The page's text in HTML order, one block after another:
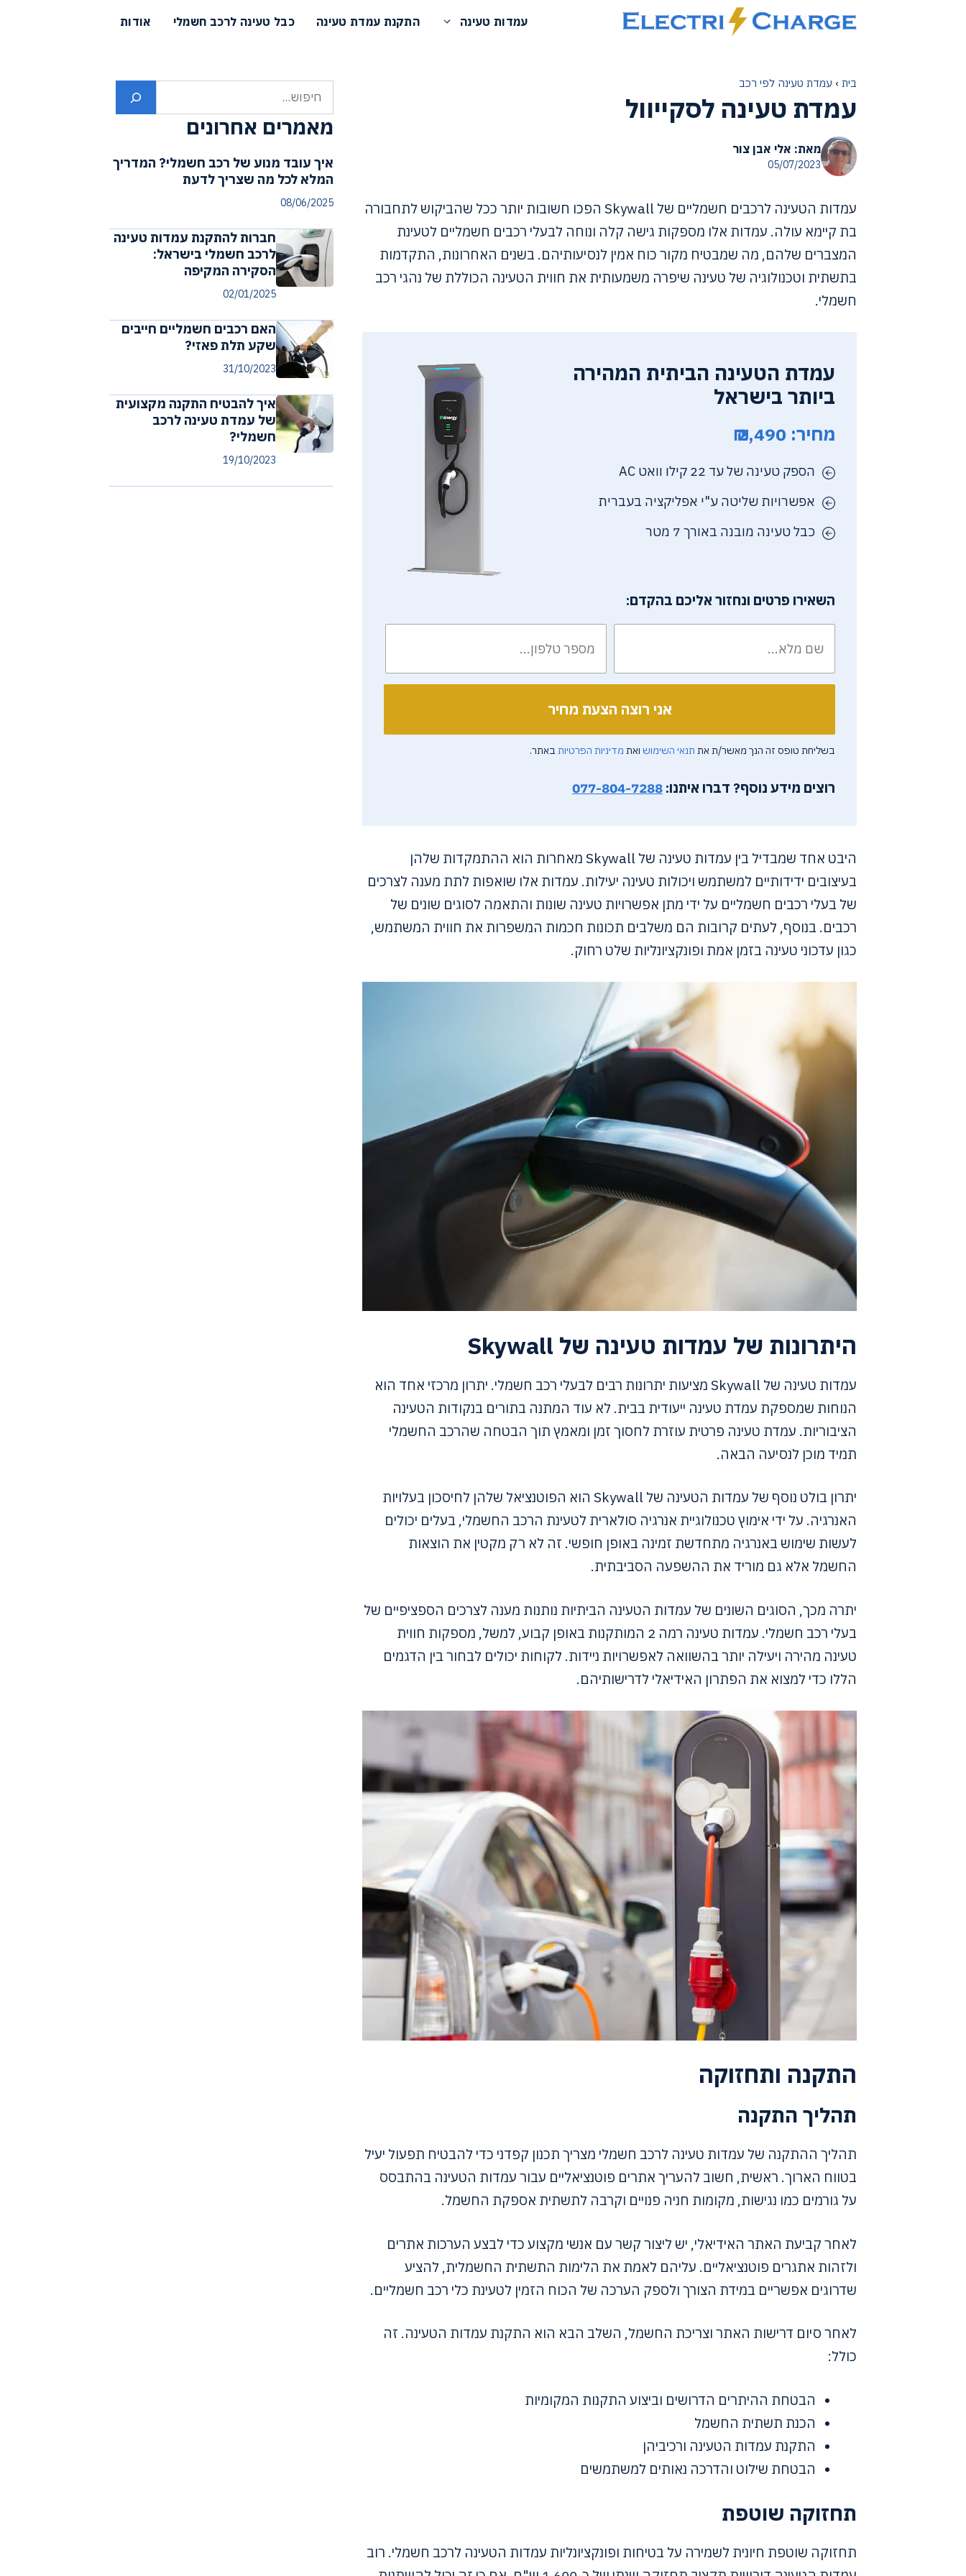
עמדות טעינה התקנת עמדת טעינה כבל טעינה לרכב חשמלי אודות
בית › עמדת טעינה לפי רכב
עמדת טעינה לסקייוול
מאת: אלי אבן צור
05/07/2023
עמדות הטעינה לרכבים חשמליים של Skywall הפכו חשובות יותר ככל שהביקוש לתחבורה
בת קיימא עולה. עמדות אלו מספקות גישה קלה ונוחה לבעלי רכבים חשמליים לטעינת
המצברים שלהם, מה שמבטיח מקור כוח אמין לנסיעותיהם. בשנים האחרונות, התקדמות
בתשתית וטכנולוגיה של טעינה שיפרה משמעותית את חווית הטעינה הכוללת של נהגי רכב
חשמלי.
עמדת הטעינה הביתית המהירה
ביותר בישראל
מחיר: 2,490 ₪
הספק טעינה של עד 22 קילו וואט AC
אפשרויות שליטה ע"י אפליקציה בעברית
כבל טעינה מובנה באורך 7 מטר
השאירו פרטים ונחזור אליכם בהקדם:
בשליחת טופס זה הנך מאשר/ת את תנאי השימוש ואת מדיניות הפרטיות באתר.
רוצים מידע נוסף? דברו איתנו: 077-804-7288
היבט אחד שמבדיל בין עמדות טעינה של Skywall מאחרות הוא ההתמקדות שלהן
בעיצובים ידידותיים למשתמש ויכולות טעינה יעילות. עמדות אלו שואפות לתת מענה לצרכים
של בעלי רכבים חשמליים על ידי מתן אפשרויות טעינה שונות והתאמה לסוגים שונים של
רכבים. בנוסף, לעתים קרובות הם משלבים תכונות חכמות המשפרות את חווית המשתמש,
כגון עדכוני טעינה בזמן אמת ופונקציונליות שלט רחוק.
היתרונות של עמדות טעינה של Skywall
עמדות טעינה של Skywall מציעות יתרונות רבים לבעלי רכב חשמלי. יתרון מרכזי אחד הוא
הנוחות שמספקת עמדת טעינה ייעודית בבית. לא עוד המתנה בתורים בנקודות הטעינה
הציבוריות. עמדת טעינה פרטית עוזרת לחסוך זמן ומאמץ תוך הבטחה שהרכב החשמלי
תמיד מוכן לנסיעה הבאה.
יתרון בולט נוסף של עמדות הטעינה של Skywall הוא הפוטנציאל שלהן לחיסכון בעלויות
האנרגיה. על ידי אימוץ טכנולוגיית אנרגיה סולארית לטעינת הרכב החשמלי, בעלים יכולים
לעשות שימוש באנרגיה מתחדשת זמינה באופן חופשי. זה לא רק מקטין את הוצאות
החשמל אלא גם מוריד את ההשפעה הסביבתית.
יתרה מכך, הסוגים השונים של עמדות הטעינה הביתיות נותנות מענה לצרכים הספציפיים של
בעלי רכב חשמלי. עמדות טעינה רמה 2 המותקנות באופן קבוע, למשל, מספקות חווית
טעינה מהירה ויעילה יותר בהשוואה לאפשרויות ניידות. לקוחות יכולים לבחור בין הדגמים
הללו כדי למצוא את הפתרון האידיאלי לדרישותיהם.
התקנה ותחזוקה
תהליך התקנה
תהליך ההתקנה של עמדות טעינה לרכב חשמלי מצריך תכנון קפדני כדי להבטיח תפעול יעיל
בטווח הארוך. ראשית, חשוב להעריך אתרים פוטנציאליים עבור עמדות הטעינה בהתבסס
על גורמים כמו נגישות, מקומות חניה פנויים וקרבה לתשתית אספקת החשמל.
לאחר קביעת האתר האידיאלי, יש ליצור קשר עם אנשי מקצוע כדי לבצע הערכות אתרים
ולזהות אתגרים פוטנציאליים. עליהם לאמת את הלימות התשתית החשמלית, להציע
שדרוגים אפשריים במידת הצורך ולספק הערכה של הכוח הזמין לטעינת כלי רכב חשמליים.
לאחר סיום דרישות האתר וצריכת החשמל, השלב הבא הוא התקנת עמדות הטעינה. זה
כולל:
הבטחת ההיתרים הדרושים וביצוע התקנות המקומיות
הכנת תשתית החשמל
התקנת עמדות הטעינה ורכיביהן
הבטחת שילוט והדרכה נאותים למשתמשים
תחזוקה שוטפת
תחזוקה שוטפת חיונית לשמירה על בטיחות ופונקציונליות עמדות הטעינה לרכב חשמלי. רוב
חיפוש
מאמרים אחרונים
איך עובד מנוע של רכב חשמלי? המדריך
המלא לכל מה שצריך לדעת
08/06/2025
חברות להתקנת עמדות טעינה
לרכב חשמלי בישראל:
הסקירה המקיפה
02/01/2025
האם רכבים חשמליים חייבים
שקע תלת פאזי?
31/10/2023
איך להבטיח התקנה מקצועית
של עמדת טעינה לרכב
חשמלי?
19/10/2023